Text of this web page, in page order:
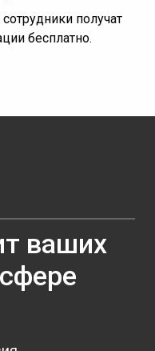
получат
бесплатно.
ваших